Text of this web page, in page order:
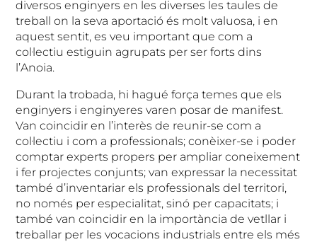
diversos enginyers en les diverses les taules de
treball on la seva aportació és molt valuosa, i en
aquest sentit, es veu important que com a
col·lectiu estiguin agrupats per ser forts dins
l’Anoia.
Durant la trobada, hi hagué força temes que els
enginyers i enginyeres varen posar de manifest.
Van coincidir en l’interès de reunir-se com a
col·lectiu i com a professionals; conèixer-se i poder
comptar experts propers per ampliar coneixement
i fer projectes conjunts; van expressar la necessitat
també d’inventariar els professionals del territori,
no només per especialitat, sinó per capacitats; i
també van coincidir en la importància de vetllar i
treballar per les vocacions industrials entre els més